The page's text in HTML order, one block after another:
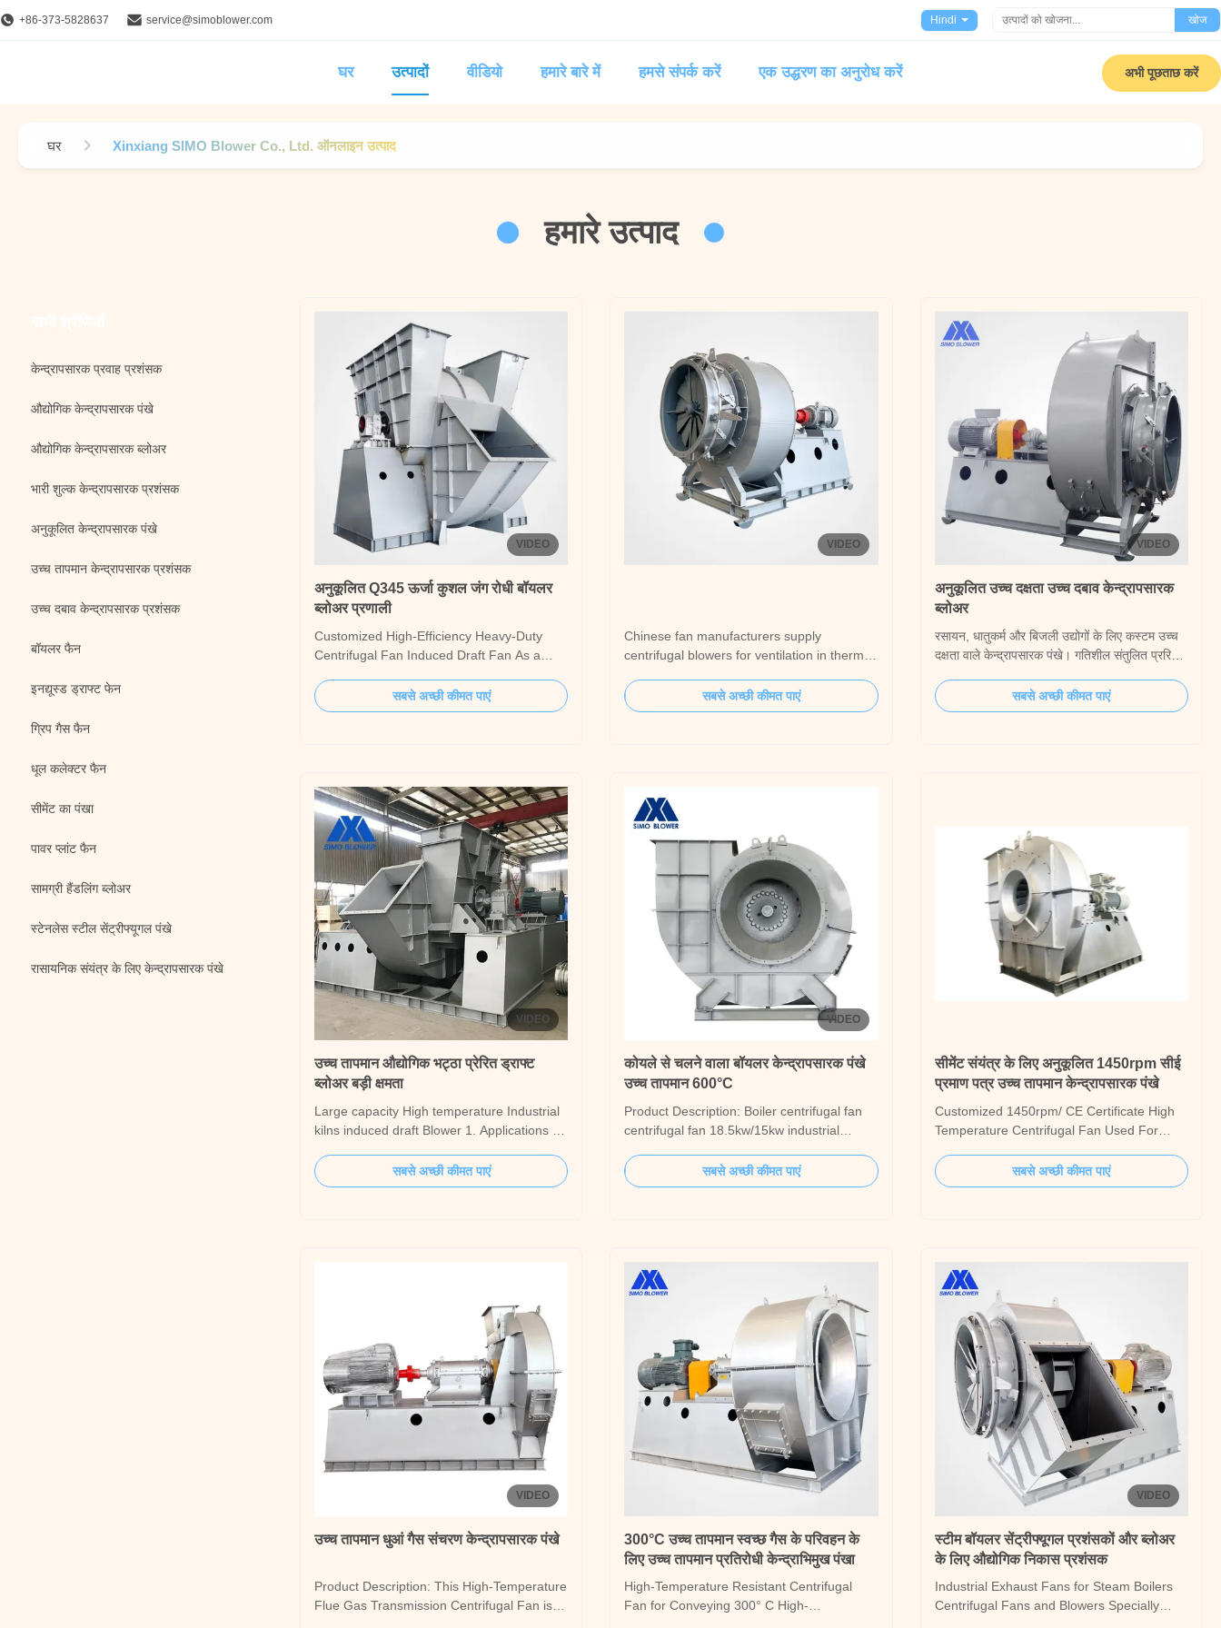
+86-373-5828637 service@simoblower.com Hindi खोज
घर उत्पादों वीडियो हमारे बारे में हमसे संपर्क करें एक उद्धरण का अनुरोध करें अभी पूछताछ करें
घर Xinxiang SIMO Blower Co., Ltd. ऑनलाइन उत्पाद
हमारे उत्पाद
केन्द्रापसारक प्रवाह प्रशंसक
औद्योगिक केन्द्रापसारक पंखे
औद्योगिक केन्द्रापसारक ब्लोअर
भारी शुल्क केन्द्रापसारक प्रशंसक
अनुकूलित केन्द्रापसारक पंखे
उच्च तापमान केन्द्रापसारक प्रशंसक
उच्च दबाव केन्द्रापसारक प्रशंसक
बॉयलर फैन
इनद्यूस्ड ड्राफ्ट फेन
ग्रिप गैस फैन
धूल कलेक्टर फैन
सीमेंट का पंखा
पावर प्लांट फैन
सामग्री हैंडलिंग ब्लोअर
स्टेनलेस स्टील सेंट्रीफ्यूगल पंखे
रासायनिक संयंत्र के लिए केन्द्रापसारक पंखे
VIDEO
अनुकूलित Q345 ऊर्जा कुशल जंग रोधी बॉयलर
ब्लोअर प्रणाली
Customized High-Efficiency Heavy-Duty
Centrifugal Fan Induced Draft Fan As a
with over 70 years of experience, we
provide fully customized high-efficiency,
सबसे अच्छी कीमत पाएं
VIDEO
Chinese fan manufacturers supply
centrifugal blowers for ventilation in thermal
manufacturers, we specialize in supplying
high-performance centrifugal blowers for
सबसे अच्छी कीमत पाएं
VIDEO
अनुकूलित उच्च दक्षता उच्च दबाव केन्द्रापसारक
ब्लोअर
रसायन, धातुकर्म और बिजली उद्योगों के लिए कस्टम उच्च
दक्षता वाले केन्द्रापसारक पंखे। गतिशील संतुलित प्ररित
सुविधाएँ। चरम प्रदर्शन के लिए सीएफडी अनुकूलन के
साथ 70+ वर्ष की विनिर्माण विशेषज्ञता।
सबसे अच्छी कीमत पाएं
VIDEO
उच्च तापमान औद्योगिक भट्ठा प्रेरित ड्राफ्ट
ब्लोअर बड़ी क्षमता
Large capacity High temperature Industrial
kilns induced draft Blower 1. Applications for
kilns induced draft Blower The kiln induced
draft fan regulates the air temperature in
सबसे अच्छी कीमत पाएं
VIDEO
कोयले से चलने वाला बॉयलर केन्द्रापसारक पंखे
उच्च तापमान 600°C
Product Description: Boiler centrifugal fan
centrifugal fan 18.5kw/15kw industrial
blower delivers flue gas or gas containing
impurity particles. When the impurity
सबसे अच्छी कीमत पाएं
सीमेंट संयंत्र के लिए अनुकूलित 1450rpm सीई
प्रमाण पत्र उच्च तापमान केन्द्रापसारक पंखे
Customized 1450rpm/ CE Certificate High
Temperature Centrifugal Fan Used For
High Temperature Centrifugal Fan is a
powerful and efficient ventilation solution
सबसे अच्छी कीमत पाएं
VIDEO
उच्च तापमान धुआं गैस संचरण केन्द्रापसारक पंखे
Product Description: This High-Temperature
Flue Gas Transmission Centrifugal Fan is
300°C उच्च तापमान स्वच्छ गैस के परिवहन के
लिए उच्च तापमान प्रतिरोधी केन्द्राभिमुख पंखा
High-Temperature Resistant Centrifugal
Fan for Conveying 300° C High-
VIDEO
स्टीम बॉयलर सेंट्रीफ्यूगल प्रशंसकों और ब्लोअर
के लिए औद्योगिक निकास प्रशंसक
Industrial Exhaust Fans for Steam Boilers
Centrifugal Fans and Blowers Specially